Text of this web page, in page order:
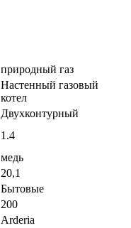
природный газ
Настенный газовый
котел
Двухконтурный
1.4
медь
20,1
Бытовые
200
Arderia